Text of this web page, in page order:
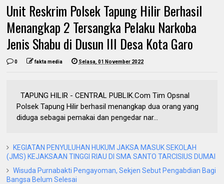
Unit Reskrim Polsek Tapung Hilir Berhasil
Menangkap 2 Tersangka Pelaku Narkoba
Jenis Shabu di Dusun III Desa Kota Garo
0 fakta media Selasa, 01 November 2022
TAPUNG HILIR - CENTRAL PUBLIK.Com Tim Opsnal
Polsek Tapung Hilir berhasil menangkap dua orang yang
diduga sebagai pemakai dan pengedar nar...
KEGIATAN PENYULUHAN HUKUM JAKSA MASUK SEKOLAH
(JMS) KEJAKSAAN TINGGI RIAU DI SMA SANTO TARCISIUS DUMAI
Wisuda Purnabakti Pengayoman, Sekjen Sebut Pengabdian Bagi
Bangsa Belum Selesai